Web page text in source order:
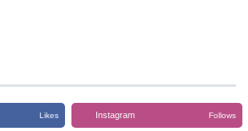
Likes Instagram Follows